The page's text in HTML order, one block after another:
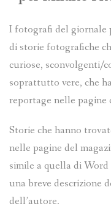
I fotografi del giornale
di storie fotografiche
curiose, sconvolgenti/
soprattutto vere, che
reportage nelle
Storie che hanno
nelle pagine del
simile a quella di
una breve descrizione
dell’autore.